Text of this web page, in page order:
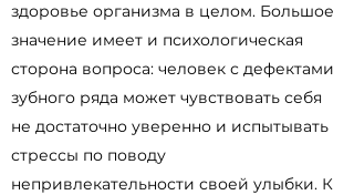
здоровье организма в целом. Большое
значение имеет и психологическая
сторона вопроса: человек с дефектами
зубного ряда может чувствовать себя
не достаточно уверенно и испытывать
стрессы по поводу
непривлекательности своей улыбки. К